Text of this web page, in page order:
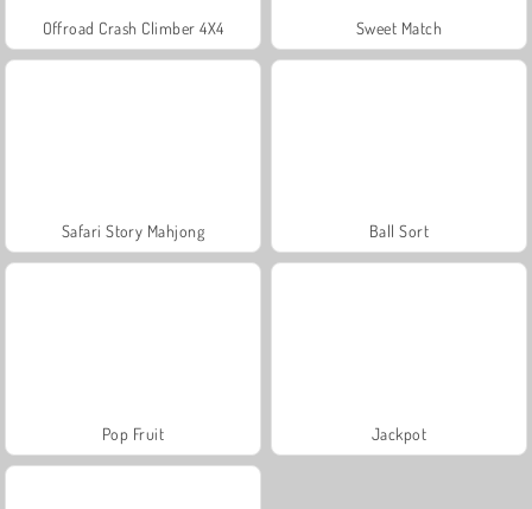
Offroad Crash Climber 4X4 Sweet Match
Safari Story Mahjong Ball Sort
Pop Fruit Jackpot